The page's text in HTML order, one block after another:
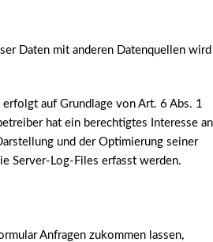
Daten mit anderen Datenquellen wird
erfolgt auf Grundlage von Art. 6 Abs. 1
hat ein berechtigtes Interesse an
und der Optimierung seiner
Server-Log-Files erfasst werden.
Anfragen zukommen lassen,